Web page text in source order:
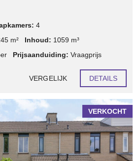
4
m² Inhoud: 1059 m³
Prijsaanduiding: Vraagprijs
VERGELIJK DETAILS
VERKOCHT